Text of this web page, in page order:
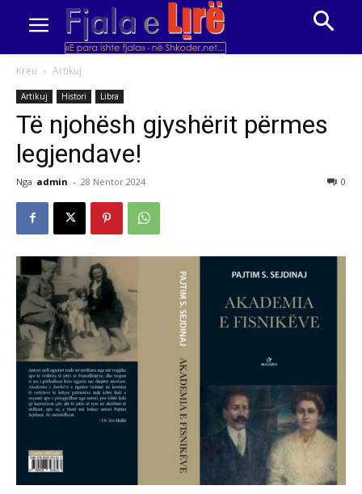
Kreu Artikuj
Artikuj Histori Libra
Të njohësh gjyshërit përmes
legjendave!
Nga admin - 28 Nëntor 2024 0